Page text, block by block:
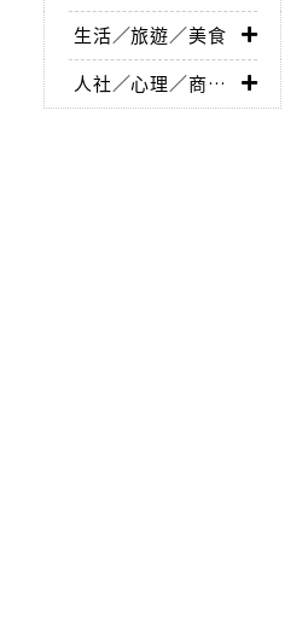
生活／旅遊／美食
人社／心理／商業／其他